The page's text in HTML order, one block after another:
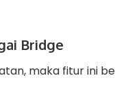
Bridge
maka fitur ini